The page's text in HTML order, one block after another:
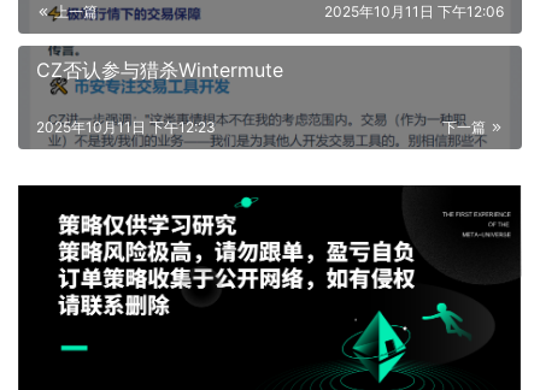
上一篇 2025年10月11日 下午12:06
CZ否认参与猎杀Wintermute
下一篇
2025年10月11日 下午12:23